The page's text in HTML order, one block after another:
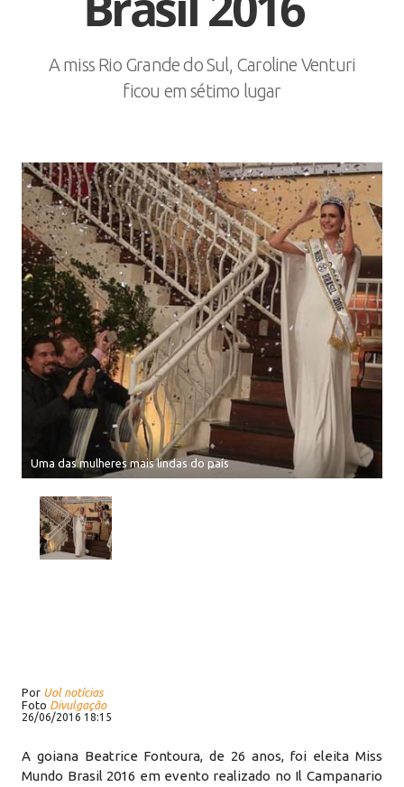
A miss Rio Grande do Sul, Caroline Venturi
ficou em sétimo lugar
Uma das mulheres mais lindas do país
Por Uol notícias
Foto Divulgação
26/06/2016 18:15
A goiana Beatrice Fontoura, de 26 anos, foi eleita Miss
Mundo Brasil 2016 em evento realizado no Il Campanario